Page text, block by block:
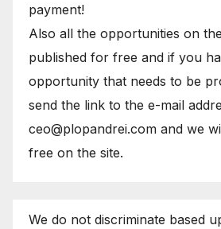
payment!
Also all the opportunities on
published for free and if you
opportunity that needs to be
send the link to the e-mail
ceo@plopandrei.com and we
free on the site.
We do not discriminate based